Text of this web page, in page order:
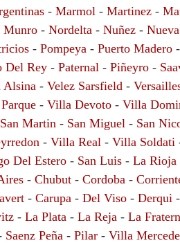
- Marmol - Martinez -
Munro - Nordelta - Nuñez -
- Pompeya - Puerto Madero -
Del Rey - Paternal - Piñeyro -
Alsina - Velez Sarsfield -
- Villa Devoto - Villa
San Martin - San Miguel - San
- Villa Real - Villa Soldati
Del Estero - San Luis - La Rioja
- Chubut - Cordoba -
- Carupa - Del Viso - Derqui -
- La Plata - La Reja - La
Saenz Peña - Pilar - Villa